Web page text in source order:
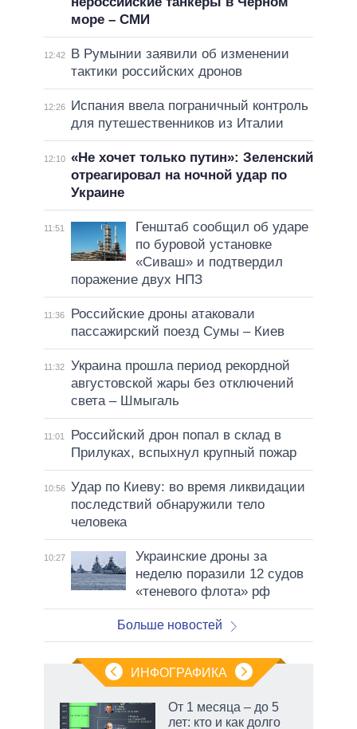
море – СМИ
12:42
В Румынии заявили об изменении
тактики российских дронов
12:26
Испания ввела пограничный контроль
для путешественников из Италии
12:10 «Не хочет только путин»: Зеленский
отреагировал на ночной удар по
Украине
11:51
Генштаб сообщил об ударе
по буровой установке
«Сиваш» и подтвердил
поражение двух НПЗ
11:36
Российские дроны атаковали
пассажирский поезд Сумы – Киев
11:32
Украина прошла период рекордной
августовской жары без отключений
света – Шмыгаль
11:01
Российский дрон попал в склад в
Прилуках, вспыхнул крупный пожар
10:56 Удар по Киеву: во время ликвидации
последствий обнаружили тело
человека
10:27
Украинские дроны за
неделю поразили 12 судов
«теневого флота» рф
Больше новостей
ИНФОГРАФИКА
От 1 месяца – до 5
лет: кто и как долго